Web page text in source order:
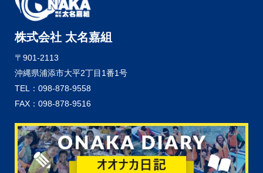
株式会社 太名嘉組
〒901-2113
沖縄県浦添市大平2丁目1番1号
TEL：098-878-9558
FAX：098-878-9516